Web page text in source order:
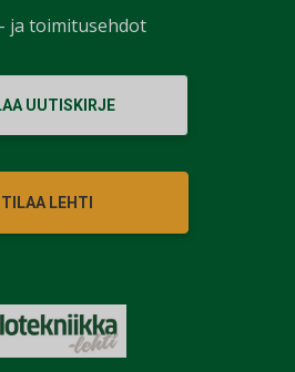
UUTISKIRJE
TILAA LEHTI
ja toimitusehdot